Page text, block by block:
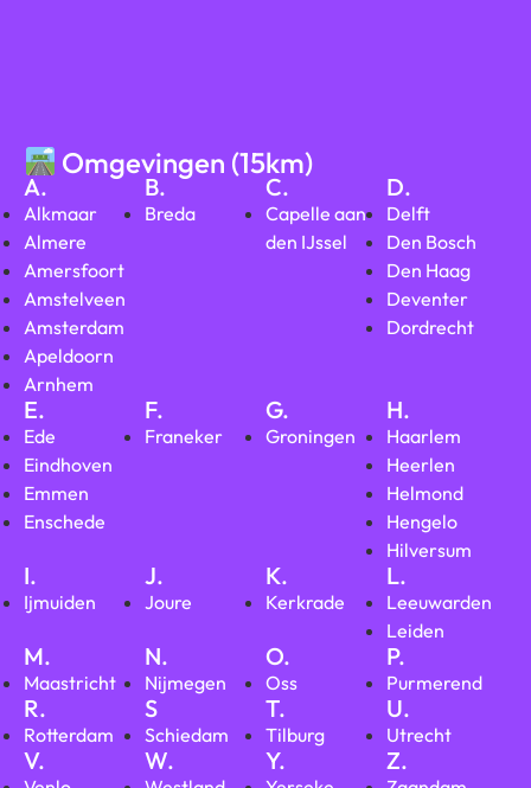
Omgevingen (15km)
A.
Alkmaar
Almere
Amersfoort
Amstelveen
Amsterdam
Apeldoorn
Arnhem
B.
Breda
C.
Capelle aan
den IJssel
D.
Delft
Den Bosch
Den Haag
Deventer
Dordrecht
E.
Ede
Eindhoven
Emmen
Enschede
F.
Franeker
G.
Groningen
H.
Haarlem
Heerlen
Helmond
Hengelo
Hilversum
I.
Ijmuiden
J.
Joure
K.
Kerkrade
L.
Leeuwarden
Leiden
M.
Maastricht
N.
Nijmegen
O.
Oss
P.
Purmerend
R.
Rotterdam
S
Schiedam
T.
Tilburg
U.
Utrecht
V. W. Y. Z.